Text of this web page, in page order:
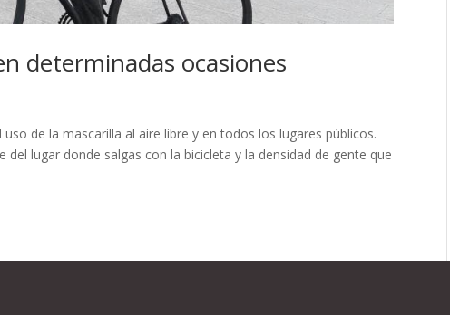
determinadas ocasiones
de la mascarilla al aire libre y en todos los lugares públicos.
lugar donde salgas con la bicicleta y la densidad de gente que